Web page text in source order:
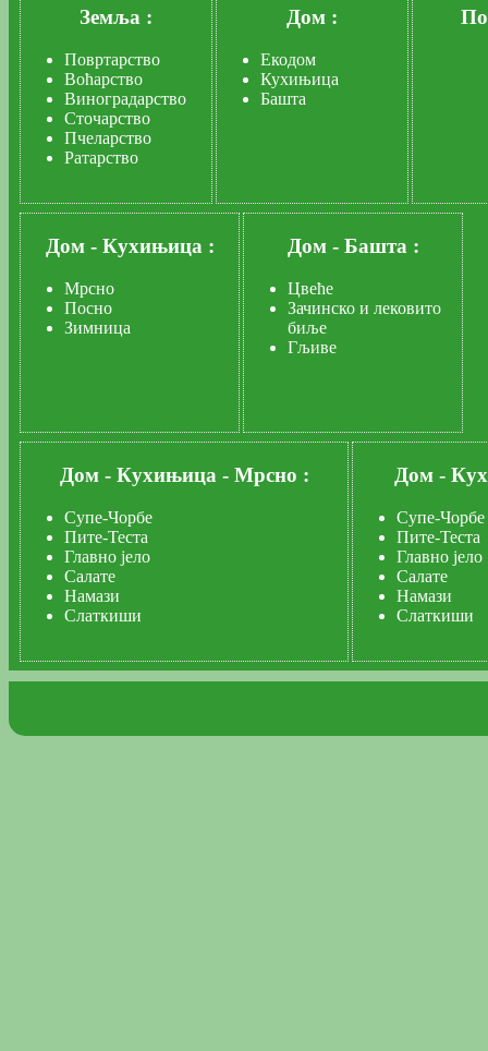
Земља :
Повртарство
Воћарство
Виноградарство
Сточарство
Пчеларство
Ратарство
Дом :
Екодом
Кухињица
Башта
Дом - Кухињица :
Мрсно
Посно
Зимница
Дом - Башта :
Цвеће
Зачинско и лековито
биље
Гљиве
Дом - Кухињица - Мрсно :
Супе-Чорбе
Пите-Теста
Главно јело
Салате
Намази
Слаткиши
Дом -
Супе-Чорбе
Пите-Теста
Главно јело
Салате
Намази
Слаткиши